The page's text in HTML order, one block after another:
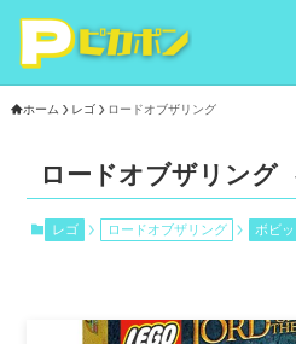
ホーム レゴ ロードオブザリング
ロードオブザリング
レゴ ロードオブザリング ボビッ